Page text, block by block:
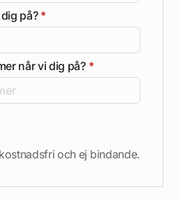
på? *
når vi dig på? *
och ej bindande.